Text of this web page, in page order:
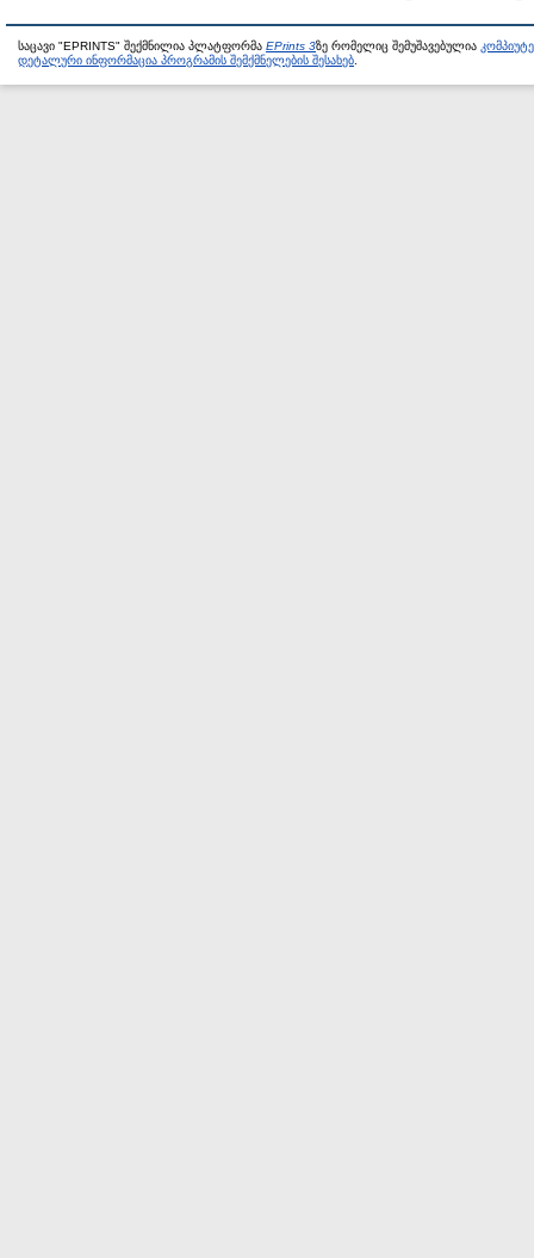
საცავი "EPRINTS" შექმნილია პლატფორმა EPrints 3ზე რომელიც შემუშავებულია
დეტალური ინფორმაცია პროგრამის შემქმნელების შესახებ